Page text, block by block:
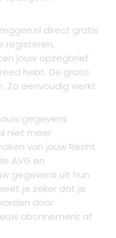
direct gratis
registeren,
jouw opzegbrief
hebt. De gratis
Zo eenvoudig werkt
gegevens
niet meer
van jouw Recht
AVG en
gegevens uit hun
je zeker dat je
door
abonnement af